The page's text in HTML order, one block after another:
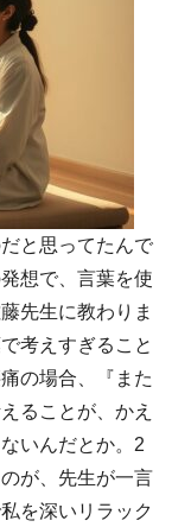
と思ってたんで
想で、言葉を使
先生に教わりま
考えすぎること
の場合、『また
ることが、かえ
いんだとか。2
が、先生が一言
を深いリラック